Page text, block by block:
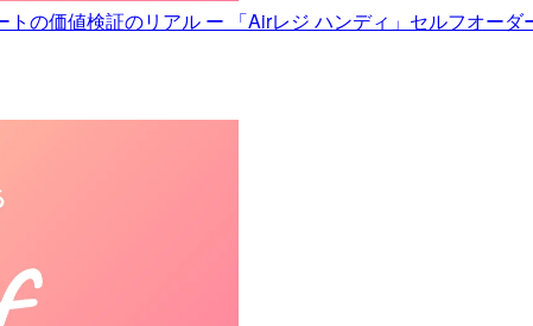
の価値検証のリアル ー 「Airレジ ハンディ」セルフオー